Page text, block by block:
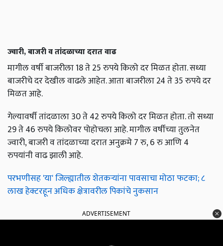
ज्वारी, बाजरी व तांदळाच्या दरात वाढ
मागील वर्षी बाजरीला 18 ते 25 रुपये किलो दर मिळत होता. सध्या
बाजरीचे दर देखील वाढले आहेत. आता बाजरीला 24 ते 35 रुपये दर
मिळत आहे.
गेल्यावर्षी तांदळाला 30 ते 42 रुपये किलो दर मिळत होता. तो सध्या
29 ते 46 रुपये किलोवर पोहोचला आहे. मागील वर्षीच्या तुलनेत
ज्वारी, बाजरी व तांदळाच्या दरात अनुक्रमे 7 रु, 6 रु आणि 4
रुपयांनी वाढ झाली आहे.
परभणीसह 'या' जिल्ह्यातील शेतकऱ्यांना पावसाचा मोठा फटका; ८
लाख हेक्टरहून अधिक क्षेत्रावरील पिकांचे नुकसान
ADVERTISEMENT